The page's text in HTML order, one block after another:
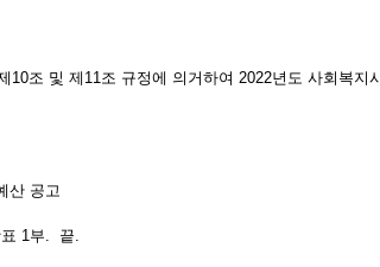
조 및 제11조 규정에 의거하여 2022년도 사회복지
산 공고
표 1부. 끝.